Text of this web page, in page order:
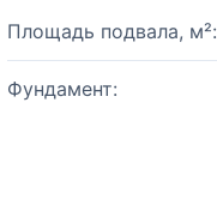
Площадь подвала, м²:
Фундамент: